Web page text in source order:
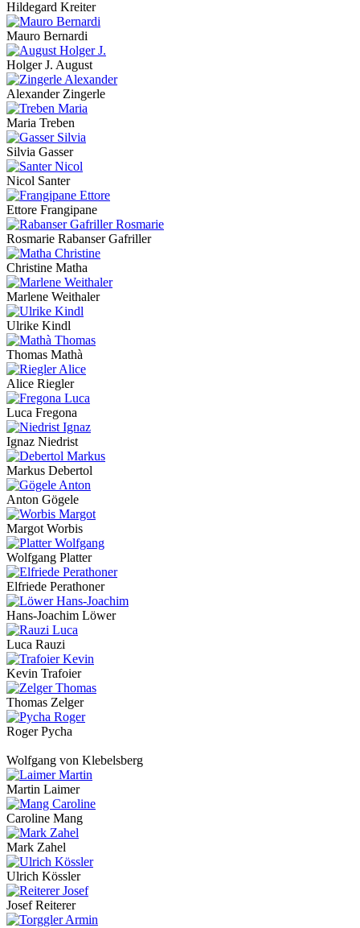
Hildegard Kreiter
Mauro Bernardi
Holger J. August
Alexander Zingerle
Maria Treben
Silvia Gasser
Nicol Santer
Ettore Frangipane
Rosmarie Rabanser Gafriller
Christine Matha
Marlene Weithaler
Ulrike Kindl
Thomas Mathà
Alice Riegler
Luca Fregona
Ignaz Niedrist
Markus Debertol
Anton Gögele
Margot Worbis
Wolfgang Platter
Elfriede Perathoner
Hans-Joachim Löwer
Luca Rauzi
Kevin Trafoier
Thomas Zelger
Roger Pycha
Wolfgang von Klebelsberg
Martin Laimer
Caroline Mang
Mark Zahel
Ulrich Kössler
Josef Reiterer